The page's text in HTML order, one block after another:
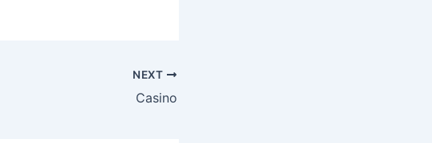
NEXT
Casino